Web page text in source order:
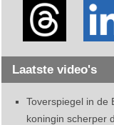
Laatste video's
Toverspiegel in de
koningin scherper